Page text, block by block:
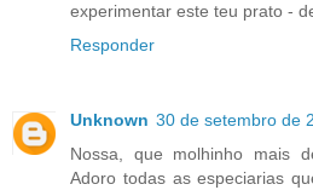
experimentar este teu prato -
Responder
Unknown 30 de setembro de
Nossa, que molhinho mais
Adoro todas as especiarias